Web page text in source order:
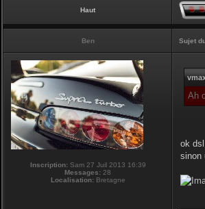
Haut
Ben Sujet
Inscription:Sam 27 Juil 2013 16:39
Messages: 28
Localisation:Bretagne
Ah
ok
sinon